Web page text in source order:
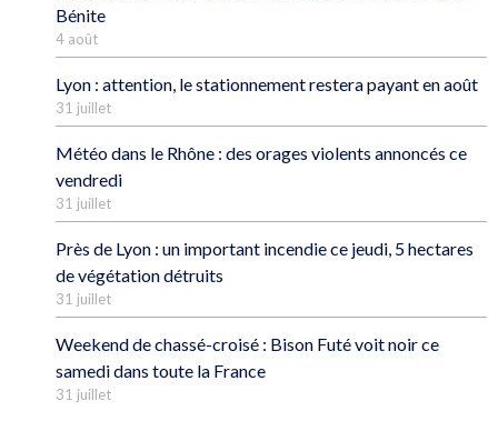
Bénite
4 août
Lyon : attention, le stationnement restera payant en août
31 juillet
Météo dans le Rhône : des orages violents annoncés ce
vendredi
31 juillet
Près de Lyon : un important incendie ce jeudi, 5 hectares
de végétation détruits
31 juillet
Weekend de chassé-croisé : Bison Futé voit noir ce
samedi dans toute la France
31 juillet